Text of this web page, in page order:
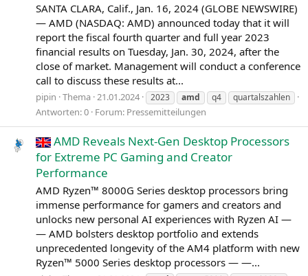
SANTA CLARA, Calif., Jan. 16, 2024 (GLOBE NEWSWIRE)
— AMD (NASDAQ: AMD) announced today that it will
report the fiscal fourth quarter and full year 2023
financial results on Tuesday, Jan. 30, 2024, after the
close of market. Management will conduct a conference
call to discuss these results at...
pipin Thema 21.01.2024 2023 amd q4 quartalszahlen
Antworten: 0 Forum: Pressemitteilungen
AMD Reveals Next-Gen Desktop Processors
for Extreme PC Gaming and Creator
Performance
AMD Ryzen™ 8000G Series desktop processors bring
immense performance for gamers and creators and
unlocks new personal AI experiences with Ryzen AI —
— AMD bolsters desktop portfolio and extends
unprecedented longevity of the AM4 platform with new
Ryzen™ 5000 Series desktop processors — —...